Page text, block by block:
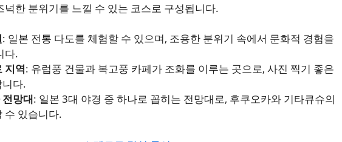
넉한 분위기를 느낄 수 있는 코스로 구성됩니다.
: 일본 전통 다도를 체험할 수 있으며, 조용한 분위기 속에서 문화적 경험을
다.
지역: 유럽풍 건물과 복고풍 카페가 조화를 이루는 곳으로, 사진 찍기 좋은
다.
망대: 일본 3대 야경 중 하나로 꼽히는 전망대로, 후쿠오카와 기타큐슈의
수 있습니다.